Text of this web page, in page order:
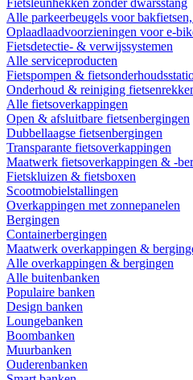
Fietsleunhekken zonder dwarsstang
Alle parkeerbeugels voor
Oplaadlaadvoorzieningen voor e-
Fietsdetectie- & verwijssystemen
Alle serviceproducten
Fietspompen &
Onderhoud & reiniging
Alle fietsoverkappingen
Open & afsluitbare fietsenbergingen
Dubbellaagse fietsenbergingen
Transparante fietsoverkappingen
Maatwerk fietsoverkappingen & -
Fietskluizen & fietsboxen
Scootmobielstallingen
Overkappingen met zonnepanelen
Bergingen
Containerbergingen
Maatwerk overkappingen &
Alle overkappingen & bergingen
Alle buitenbanken
Populaire banken
Design banken
Loungebanken
Boombanken
Muurbanken
Ouderenbanken